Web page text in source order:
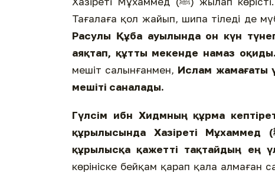
Тағалаға қол жайып, шипа тіледі де
Расулы Құба ауылында он күн
аяқтап, құтты мекенде намаз оқиды.
мешіт салынғанмен, Ислам жамағаты
мешіті саналады.
Гүлсім ибн Хидмның құрма
құрылысында Хазіреті Мұхаммед (
құрылысқа қажетті тақтайдың ең
көрініске бейқам қарап қала алмаған